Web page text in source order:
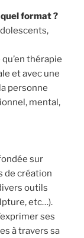
quel format ?
thérapie
et avec une
personne
mental,
sur
de création
outils
etc…).
ses
à travers sa